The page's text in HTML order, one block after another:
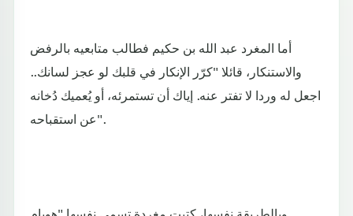
أما المغرد عبد الله بن حكيم‏ فطالب متابعيه بالرفض
والاستنكار، قائلا "كرّر الإنكار في قلبك لو عجز لسانك..
اجعل له وردا لا تفتر عنه. إياك أن تستمرئه، أو يُعميك دُخانه
عن استقباحه".